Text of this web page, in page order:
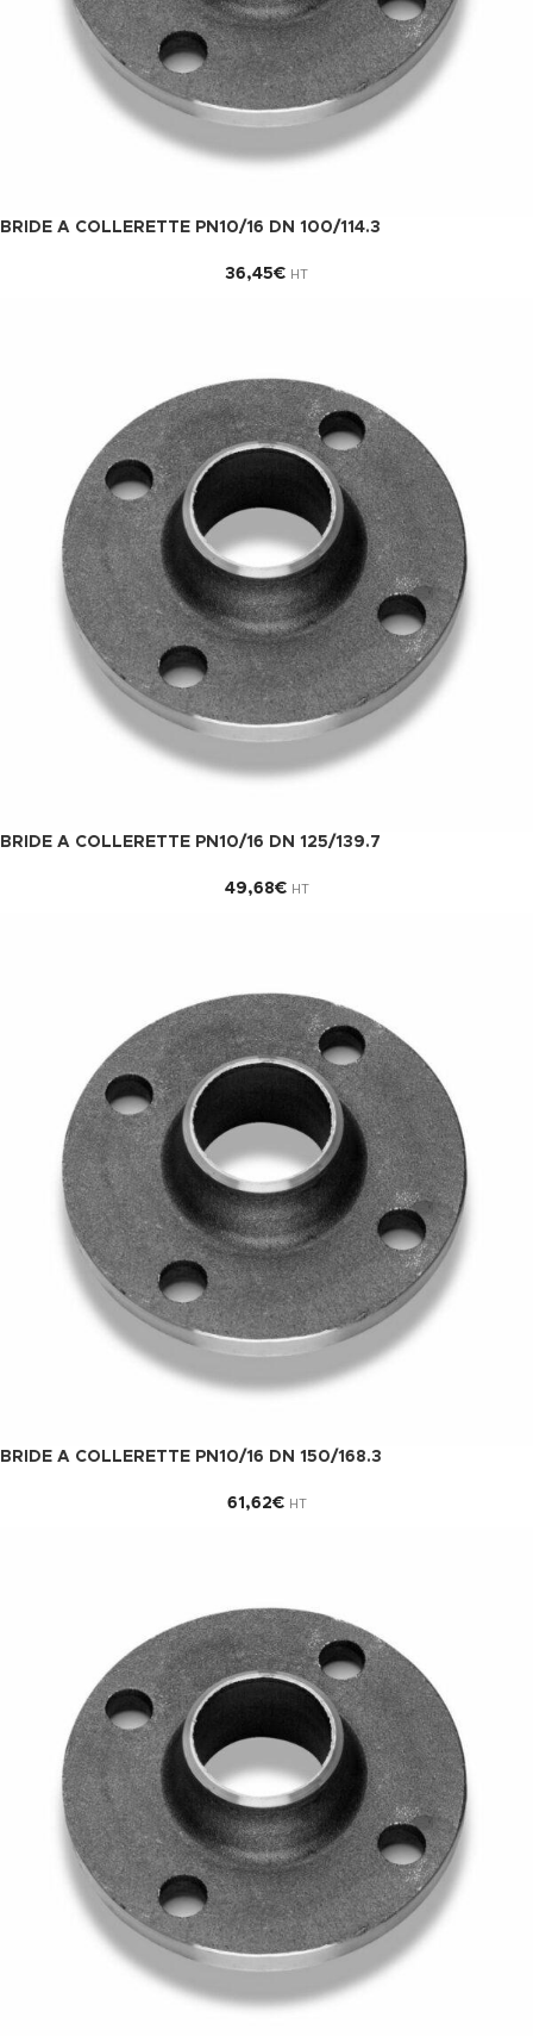
BRIDE A COLLERETTE PN10/16 DN 100/114.3
36,45€ HT
BRIDE A COLLERETTE PN10/16 DN 125/139.7
49,68€ HT
BRIDE A COLLERETTE PN10/16 DN 150/168.3
61,62€ HT